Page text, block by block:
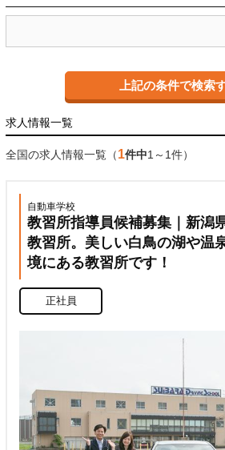
求人情報一覧
全国の求人情報一覧（1件中1～1件）
自動車学校
教習所指導員候補募集｜新潟
教習所。美しい白鳥の湖や温
境にある教習所です！
正社員